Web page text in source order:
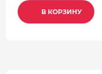
В КОРЗИНУ
В КОРЗИНУ
В КОРЗИНУ